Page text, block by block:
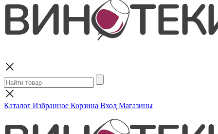
Каталог Избранное Корзина Вход Магазины